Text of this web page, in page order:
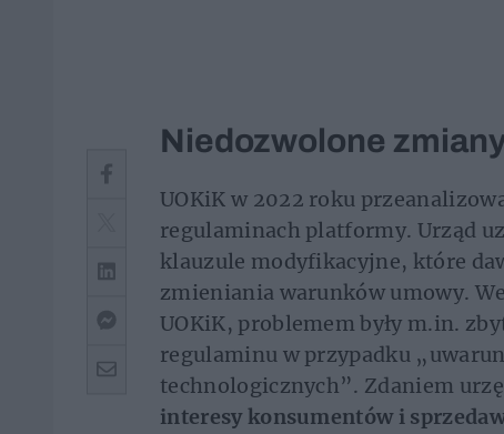
Niedozwolone
UOKiK w 2022 roku
regulaminach platformy. Urząd
klauzule modyfikacyjne, które
zmieniania warunków umowy.
UOKiK, problemem były m.in.
regulaminu w przypadku
technologicznych”. Zdaniem
interesy konsumentów i